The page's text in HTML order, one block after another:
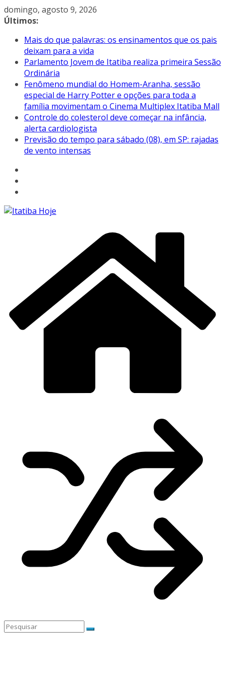
Pular
para
conteúdo
domingo, agosto 9, 2026
Últimos:
Mais do que palavras: os ensinamentos que os pais
deixam para a vida
Parlamento Jovem de Itatiba realiza primeira Sessão
Ordinária
Fenômeno mundial do Homem-Aranha, sessão
especial de Harry Potter e opções para toda a
família movimentam o Cinema Multiplex Itatiba Mall
Controle do colesterol deve começar na infância,
alerta cardiologista
Previsão do tempo para sábado (08), em SP: rajadas
de vento intensas